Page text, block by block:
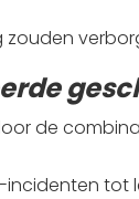
zouden
de
incidenten tot